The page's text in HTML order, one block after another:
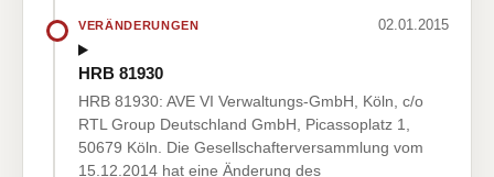
VERÄNDERUNGEN 02.01.2015
HRB 81930
HRB 81930: AVE VI Verwaltungs-GmbH, Köln, c/o
RTL Group Deutschland GmbH, Picassoplatz 1,
50679 Köln. Die Gesellschafterversammlung vom
15.12.2014 hat eine Änderung des